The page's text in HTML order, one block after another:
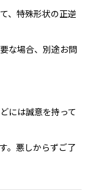
、特殊形状の正逆
な場合、別途お問
には誠意を持って
。悪しからずご了